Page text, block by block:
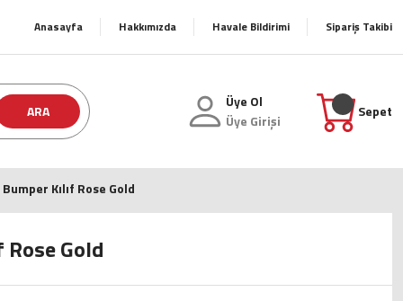
Anasayfa Hakkımızda Havale Bildirimi Sipariş Takibi
ARA
Üye Ol
Üye Girişi
Sepet
Kılıf Rose Gold
Gold